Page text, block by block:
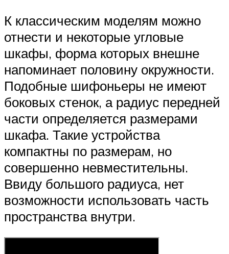
К классическим моделям можно
отнести и некоторые угловые
шкафы, форма которых внешне
напоминает половину окружности.
Подобные шифоньеры не имеют
боковых стенок, а радиус передней
части определяется размерами
шкафа. Такие устройства
компактны по размерам, но
совершенно невместительны.
Ввиду большого радиуса, нет
возможности использовать часть
пространства внутри.